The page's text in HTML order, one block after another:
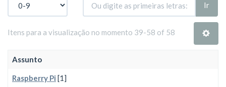
Ir
Itens para a visualização no momento 39-58 of 58
Assunto
Raspberry Pi [1]